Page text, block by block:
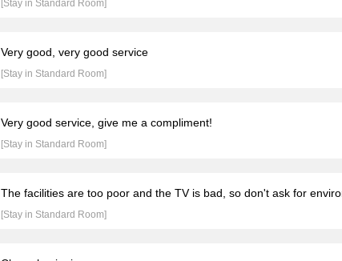
[Stay in Standard Room]
Very good, very good service
[Stay in Standard Room]
Very good service, give me a compliment!
[Stay in Standard Room]
The facilities are too poor and the TV is bad, so don't ask for
[Stay in Standard Room]